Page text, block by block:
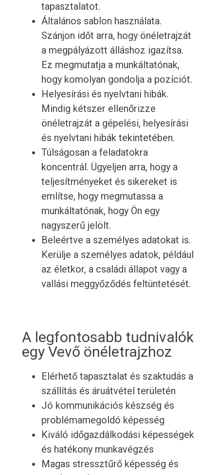
tapasztalatot.
Általános sablon használata.
Szánjon időt arra, hogy önéletrajzát
a megpályázott álláshoz igazítsa.
Ez megmutatja a munkáltatónak,
hogy komolyan gondolja a pozíciót.
Helyesírási és nyelvtani hibák.
Mindig kétszer ellenőrizze
önéletrajzát a gépelési, helyesírási
és nyelvtani hibák tekintetében.
Túlságosan a feladatokra
koncentrál. Ügyeljen arra, hogy a
teljesítményeket és sikereket is
említse, hogy megmutassa a
munkáltatónak, hogy Ön egy
nagyszerű jelölt.
Beleértve a személyes adatokat is.
Kerülje a személyes adatok, például
az életkor, a családi állapot vagy a
vallási meggyőződés feltüntetését.
A legfontosabb tudnivalók
egy Vevő önéletrajzhoz
Elérhető tapasztalat és szaktudás a
szállítás és áruátvétel területén
Jó kommunikációs készség és
problémamegoldó képesség
Kiváló időgazdálkodási képességek
és hatékony munkavégzés
Magas stressztűrő képesség és